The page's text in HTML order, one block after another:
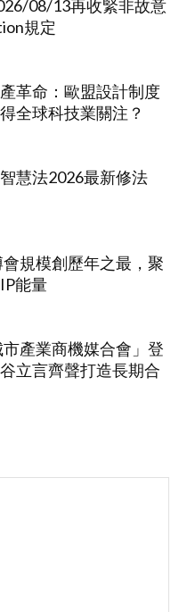
08/13再收緊非故意
規定
革命：歐盟設計制度
全球科技業關注？
慧法2026最新修法
規模創歷年之最，聚
能量
市產業商機媒合會」登
立言齊聲打造長期合